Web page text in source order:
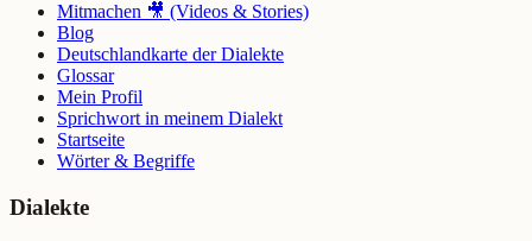
Mitmachen 🎥 (Videos & Stories)
Blog
Deutschlandkarte der Dialekte
Glossar
Mein Profil
Sprichwort in meinem Dialekt
Startseite
Wörter & Begriffe
Dialekte